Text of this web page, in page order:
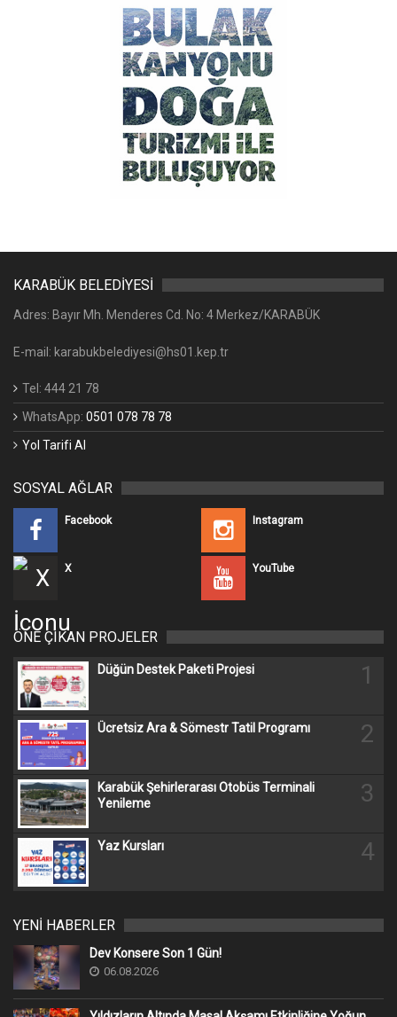
KARABÜK BELEDİYESİ
Adres: Bayır Mh. Menderes Cd. No: 4 Merkez/KARABÜK
E-mail: karabukbelediyesi@hs01.kep.tr
Tel: 444 21 78
WhatsApp: 0501 078 78 78
Yol Tarifi Al
SOSYAL AĞLAR
Facebook Instagram
X YouTube
ÖNE ÇIKAN PROJELER
Düğün Destek Paketi Projesi 1
Ücretsiz Ara & Sömestr Tatil Programı 2
Karabük Şehirlerarası Otobüs Terminali
Yenileme
3
Yaz Kursları 4
YENİ HABERLER
Dev Konsere Son 1️ Gün!
06.08.2026